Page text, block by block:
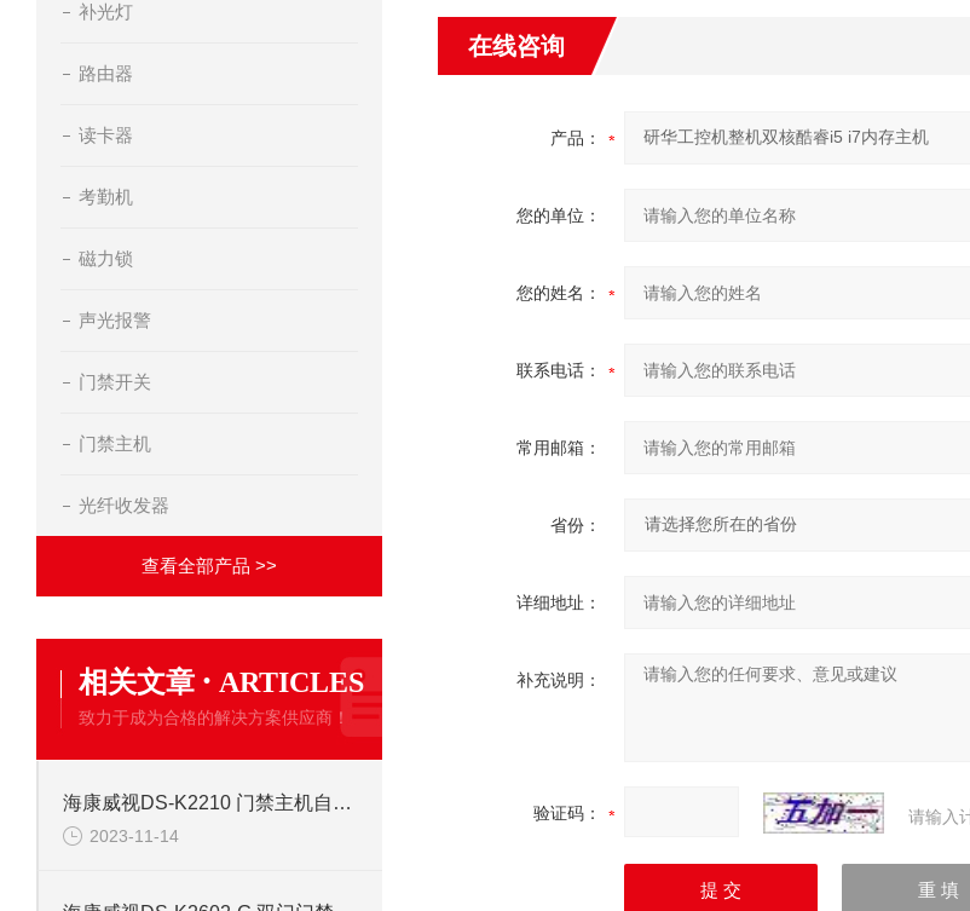
补光灯
路由器
读卡器
考勤机
磁力锁
声光报警
门禁开关
门禁主机
光纤收发器
查看全部产品 >>
相关文章 · ARTICLES
致力于成为合格的解决方案供应商！
海康威视DS-K2210 门禁主机自带机箱
2023-11-14
在线咨询
产品：
您的单位：
您的姓名：
联系电话：
常用邮箱：
省份：
详细地址：
补充说明：
验证码： 请输入